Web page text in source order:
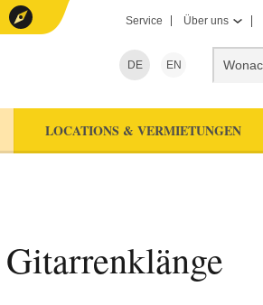
Service Über uns
DE EN
LOCATIONS & VERMIETUNGEN